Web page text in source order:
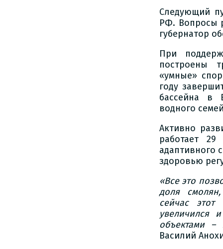
Следующий
РФ. Вопросы
губернатор
При
построены
«умные»
году
бассейна в
водного
Активно
работает
адаптивного
здоровью
«Все это
доля
сейчас
увеличился
объектами –
Василий